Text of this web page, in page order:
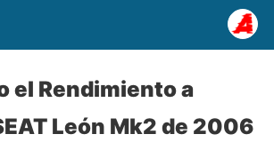
el Rendimiento a
León Mk2 de 2006